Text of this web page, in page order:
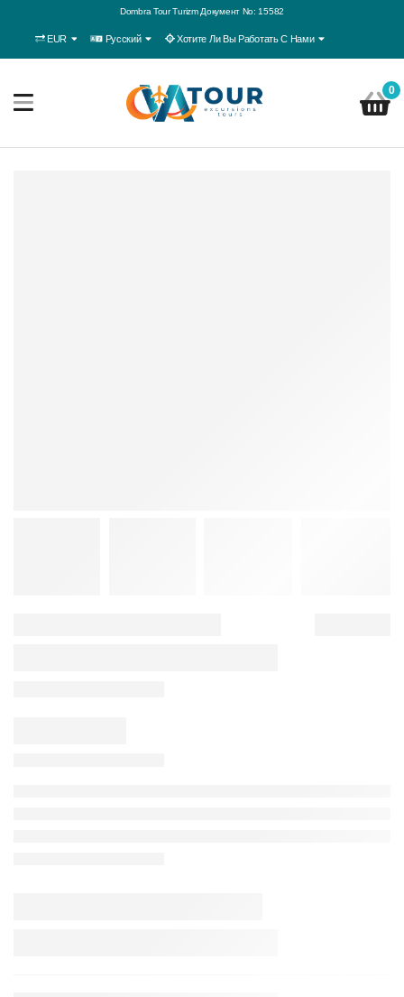
Dombra Tour Turizm Документ No: 15582
EUR Русский Хотите Ли Вы Работать С Нами
0